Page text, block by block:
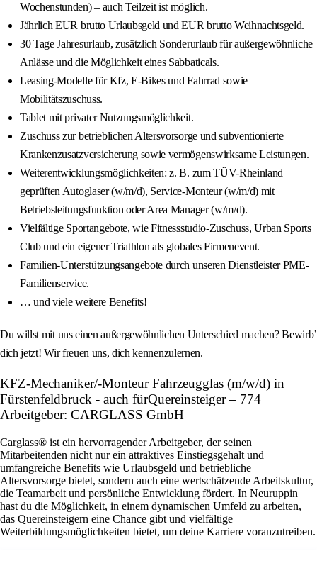
Wochenstunden) – auch Teilzeit ist möglich.
Jährlich EUR brutto Urlaubsgeld und EUR brutto Weihnachtsgeld.
30 Tage Jahresurlaub, zusätzlich Sonderurlaub für außergewöhnliche
Anlässe und die Möglichkeit eines Sabbaticals.
Leasing-Modelle für Kfz, E-Bikes und Fahrrad sowie
Mobilitätszuschuss.
Tablet mit privater Nutzungsmöglichkeit.
Zuschuss zur betrieblichen Altersvorsorge und subventionierte
Krankenzusatzversicherung sowie vermögenswirksame Leistungen.
Weiterentwicklungsmöglichkeiten: z. B. zum TÜV-Rheinland
geprüften Autoglaser (w/m/d), Service-Monteur (w/m/d) mit
Betriebsleitungsfunktion oder Area Manager (w/m/d).
Vielfältige Sportangebote, wie Fitnessstudio-Zuschuss, Urban Sports
Club und ein eigener Triathlon als globales Firmenevent.
Familien-Unterstützungsangebote durch unseren Dienstleister PME-
Familienservice.
… und viele weitere Benefits!
Du willst mit uns einen außergewöhnlichen Unterschied machen? Bewirb’
dich jetzt! Wir freuen uns, dich kennenzulernen.
KFZ-Mechaniker/-Monteur Fahrzeugglas (m/w/d) in
Fürstenfeldbruck - auch fürQuereinsteiger – 774
Arbeitgeber: CARGLASS GmbH
Carglass® ist ein hervorragender Arbeitgeber, der seinen
Mitarbeitenden nicht nur ein attraktives Einstiegsgehalt und
umfangreiche Benefits wie Urlaubsgeld und betriebliche
Altersvorsorge bietet, sondern auch eine wertschätzende Arbeitskultur,
die Teamarbeit und persönliche Entwicklung fördert. In Neuruppin
hast du die Möglichkeit, in einem dynamischen Umfeld zu arbeiten,
das Quereinsteigern eine Chance gibt und vielfältige
Weiterbildungsmöglichkeiten bietet, um deine Karriere voranzutreiben.